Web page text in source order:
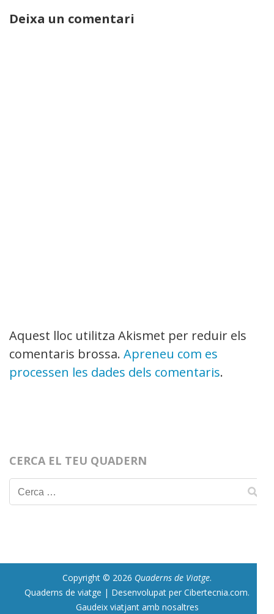
Deixa un comentari
Aquest lloc utilitza Akismet per reduir els
comentaris brossa. Apreneu com es
processen les dades dels comentaris.
CERCA EL TEU QUADERN
Cerca:
Copyright © 2026 Quaderns de Viatge.
Quaderns de viatge | Desenvolupat per Cibertecnia.com.
Gaudeix viatjant amb nosaltres